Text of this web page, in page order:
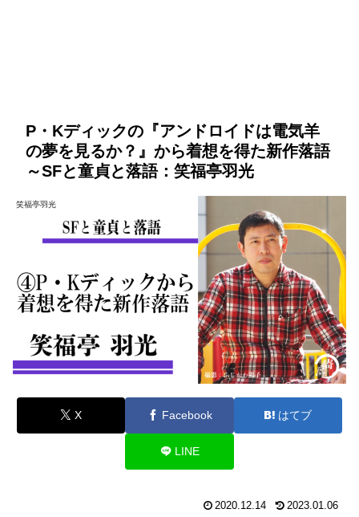
P・Kディックの『アンドロイドは電気羊
の夢を見るか？』から着想を得た新作落語
～SFと童貞と落語：笑福亭羽光
笑福亭羽光
X Facebook はてブ
LINE
2020.12.14 2023.01.06